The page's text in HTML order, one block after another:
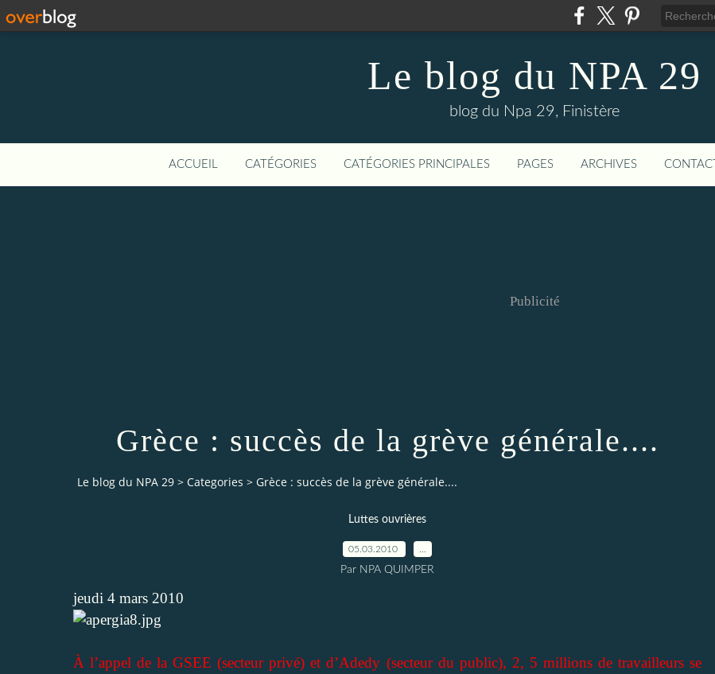
Le blog du NPA 29
blog du Npa 29, Finistère
ACCUEIL CATÉGORIES CATÉGORIES PRINCIPALES PAGES ARCHIVES CONTACT
Publicité
Grèce : succès de la grève générale....
Le blog du NPA 29 > Categories > Grèce : succès de la grève générale....
Luttes ouvrières
05.03.2010
Par NPA QUIMPER
jeudi 4 mars 2010
À l’appel de la GSEE (secteur privé) et d’Adedy (secteur du public), 2, 5 millions de travailleurs se